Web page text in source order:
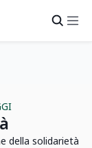
della solidarietà